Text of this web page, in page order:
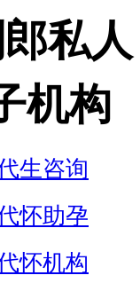
私人
机构
生咨询
怀助孕
怀机构